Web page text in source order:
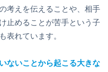
考えを伝えることや、相手
止めることが苦手という子
表れています。
ないことから起こる大きな